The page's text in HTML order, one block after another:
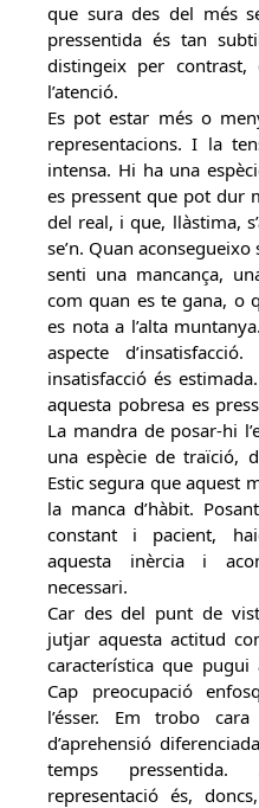
que sura des del més
pressentida és tan
distingeix per
l’atenció.
Es pot estar més o
representacions. I la
intensa. Hi ha una
es pressent que pot dur
del real, i que, llàstima,
se’n. Quan
senti una mancança,
com quan es te gana, o
es nota a l’alta
aspecte
insatisfacció és
aquesta pobresa es
La mandra de posar-hi
una espècie de traïció,
Estic segura que aquest
la manca d’hàbit.
constant i pacient,
aquesta inèrcia i
necessari.
Car des del punt de
jutjar aquesta actitud
característica que pugui
Cap preocupació
l’ésser. Em trobo
d’aprehensió
temps pressentida.
representació és,